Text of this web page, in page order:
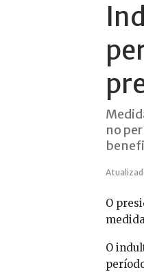
no
O
O